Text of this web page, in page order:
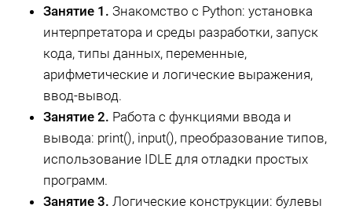
Занятие 1. Знакомство с Python: установка
интерпретатора и среды разработки, запуск
кода, типы данных, переменные,
арифметические и логические выражения,
ввод-вывод.
Занятие 2. Работа с функциями ввода и
вывода: print(), input(), преобразование типов,
использование IDLE для отладки простых
программ.
Занятие 3. Логические конструкции: булевы